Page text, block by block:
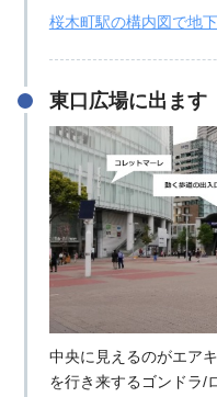
桜木町駅の構内図で地
東口広場に出ます
中央に見えるのがエア
を行き来するゴンドラ/